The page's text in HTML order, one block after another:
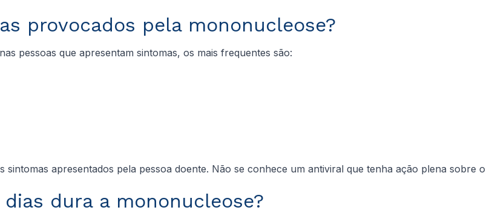
provocados pela mononucleose?
pessoas que apresentam sintomas, os mais frequentes são:
apresentados pela pessoa doente. Não se conhece um antiviral que tenha ação plena sobre o
dura a mononucleose?